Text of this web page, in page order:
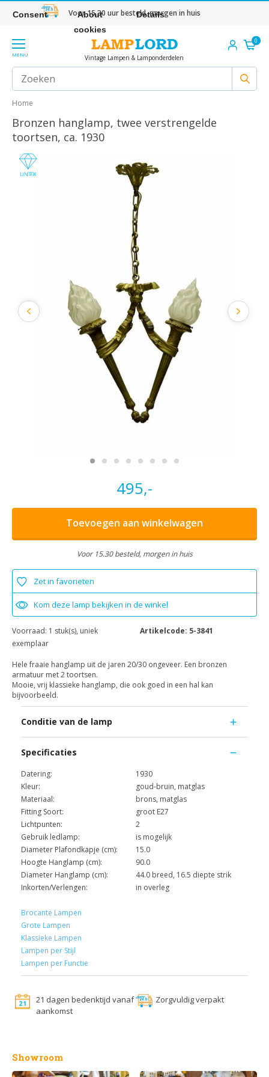
Voor 15.30 uur besteld, morgen in huis
MENU Vintage Lampen & Lamponderdelen
0
Home
Bronzen hanglamp, twee verstrengelde
toortsen, ca. 1930
495,-
Toevoegen aan winkelwagen
Voor 15.30 besteld, morgen in huis
Zet in favorieten
Kom deze lamp bekijken in de winkel
Voorraad: 1 stuk(s), uniek
exemplaar
Artikelcode: 5-3841
Hele fraaie hanglamp uit de jaren 20/30 ongeveer. Een bronzen
armatuur met 2 toortsen.
Mooie, vrij klassieke hanglamp, die ook goed in een hal kan
bijvoorbeeld.
Conditie van de lamp
Specificaties
Datering:
1930
Kleur:
goud-bruin, matglas
Materiaal:
brons, matglas
Fitting Soort:
groot E27
Lichtpunten:
2
Gebruik ledlamp:
is mogelijk
Diameter Plafondkapje (cm):
15.0
Hoogte Hanglamp (cm):
90.0
Diameter Hanglamp (cm):
44.0 breed, 16.5 diepte strik
Inkorten/Verlengen:
in overleg
Brocante Lampen
Grote Lampen
Klassieke Lampen
Lampen per Stijl
Lampen per Functie
21 dagen bedenktijd vanaf
aankomst
Zorgvuldig verpakt
Showroom
Consent
About
cookies
Details